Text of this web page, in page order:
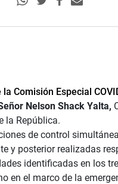
la Comisión Especial
Nelson Shack Yalta,
la República.
de control
y posterior realizadas
identificadas en los
en el marco de la